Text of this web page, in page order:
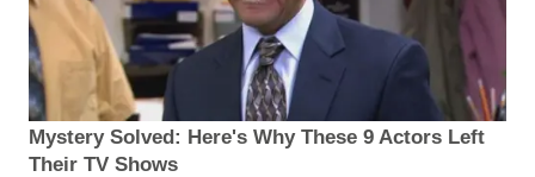
Mystery Solved: Here's Why These 9 Actors Left
Their TV Shows